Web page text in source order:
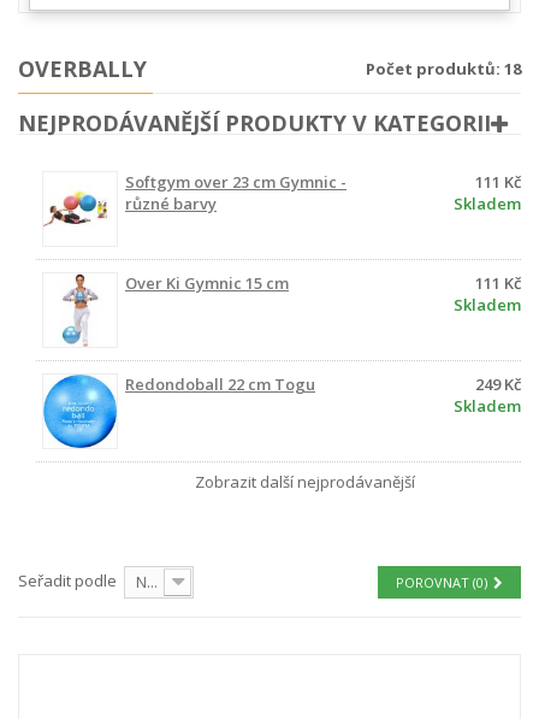
OVERBALLY Počet produktů: 18
NEJPRODÁVANĚJŠÍ PRODUKTY V KATEGORII
Softgym over 23 cm Gymnic -
různé barvy
111 Kč
Skladem
Over Ki Gymnic 15 cm
111 Kč
Skladem
Redondoball 22 cm Togu
249 Kč
Skladem
Zobrazit další nejprodávanější
POROVNAT (0)
Seřadit podle Nejprve produkty skladem